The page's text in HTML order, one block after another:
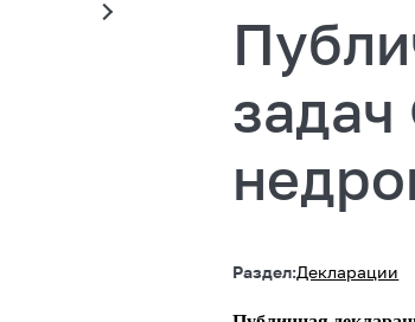
задач
Раздел:Декларации